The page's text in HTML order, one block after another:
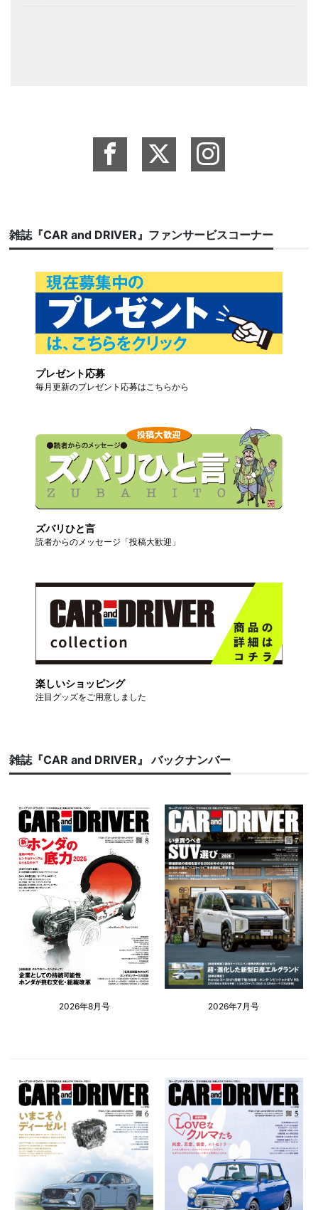
雑誌『CAR and DRIVER』ファンサービスコーナー
プレゼント応募
毎月更新のプレゼント応募はこちらから
ズバリひと言
読者からのメッセージ「投稿大歓迎」
楽しいショッピング
注目グッズをご用意しました
雑誌『CAR and DRIVER』 バックナンバー
2026年8月号 2026年7月号